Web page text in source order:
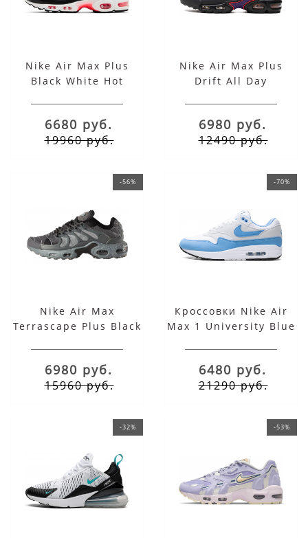
Nike Air Max Plus
Black White Hot
6680 руб.
19960 руб.
Nike Air Max Plus
Drift All Day
6980 руб.
12490 руб.
-56%
Nike Air Max
Terrascape Plus Black
6980 руб.
15960 руб.
-70%
Кроссовки Nike Air
Max 1 University Blue
6480 руб.
21290 руб.
-32% -53%